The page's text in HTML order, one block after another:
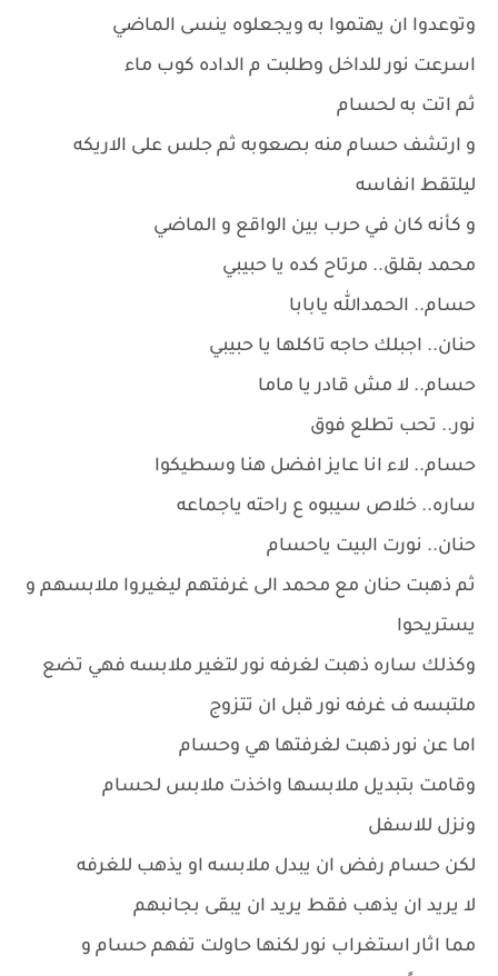
وتوعدوا ان يهتموا به ويجعلوه ينسى الماضي
اسرعت نور للداخل وطلبت م الداده كوب ماء
ثم اتت به لحسام
و ارتشف حسام منه بصعوبه ثم جلس على الاريكه
ليلتقط انفاسه
و كأنه كان في حرب بين الواقع و الماضي
محمد بقلق.. مرتاح كده يا حبيبي
حسام.. الحمدالله يابابا
حنان.. اجبلك حاجه تاكلها يا حبيبي
حسام.. لا مش قادر يا ماما
نور.. تحب تطلع فوق
حسام.. لاء انا عايز افضل هنا وسطيكوا
ساره.. خلاص سيبوه ع راحته ياجماعه
حنان.. نورت البيت ياحسام
ثم ذهبت حنان مع محمد الى غرفتهم ليغيروا ملابسهم و
يستريحوا
وكذلك ساره ذهبت لغرفه نور لتغير ملابسه فهي تضع
ملتبسه ف غرفه نور قبل ان تتزوج
اما عن نور ذهبت لغرفتها هي وحسام
وقامت بتبديل ملابسها واخذت ملابس لحسام
ونزل للاسفل
لكن حسام رفض ان يبدل ملابسه او يذهب للغرفه
لا يريد ان يذهب فقط يريد ان يبقى بجانبهم
مما اثار استغراب نور لكنها حاولت تفهم حسام و